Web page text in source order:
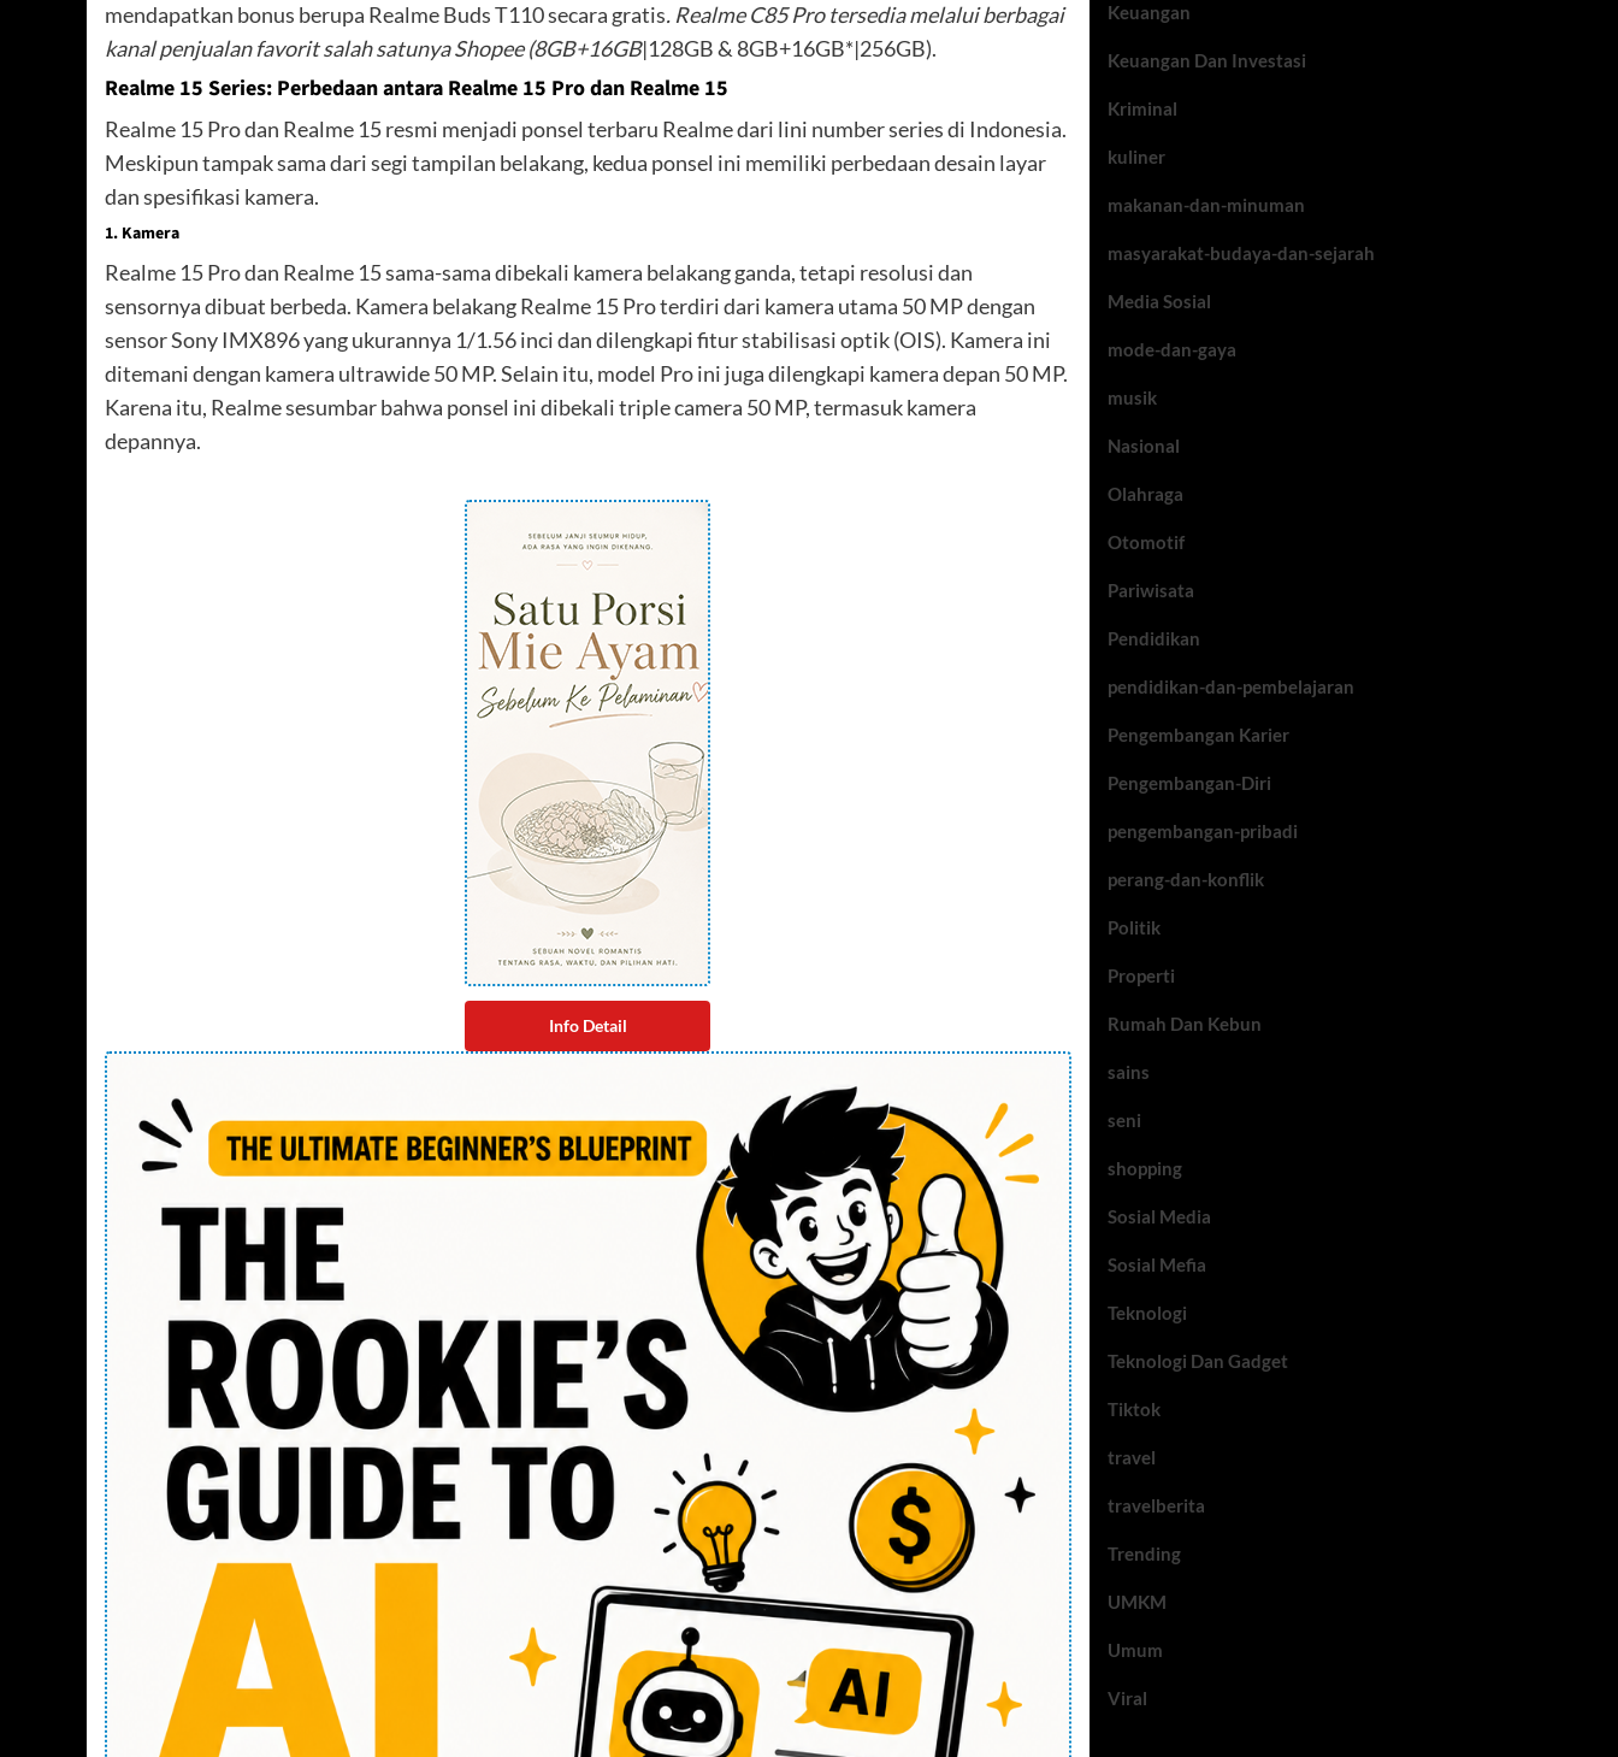
mendapatkan bonus berupa Realme Buds T110 secara gratis. Realme C85 Pro tersedia melalui berbagai
kanal penjualan favorit salah satunya Shopee (8GB+16GB|128GB & 8GB+16GB*|256GB).
Realme 15 Series: Perbedaan antara Realme 15 Pro dan Realme 15
Realme 15 Pro dan Realme 15 resmi menjadi ponsel terbaru Realme dari lini number series di Indonesia.
Meskipun tampak sama dari segi tampilan belakang, kedua ponsel ini memiliki perbedaan desain layar
dan spesifikasi kamera.
1. Kamera
Realme 15 Pro dan Realme 15 sama-sama dibekali kamera belakang ganda, tetapi resolusi dan
sensornya dibuat berbeda. Kamera belakang Realme 15 Pro terdiri dari kamera utama 50 MP dengan
sensor Sony IMX896 yang ukurannya 1/1.56 inci dan dilengkapi fitur stabilisasi optik (OIS). Kamera ini
ditemani dengan kamera ultrawide 50 MP. Selain itu, model Pro ini juga dilengkapi kamera depan 50 MP.
Karena itu, Realme sesumbar bahwa ponsel ini dibekali triple camera 50 MP, termasuk kamera
depannya.
Info Detail
Keuangan
Keuangan Dan Investasi
Kriminal
kuliner
makanan-dan-minuman
masyarakat-budaya-dan-sejarah
Media Sosial
mode-dan-gaya
musik
Nasional
Olahraga
Otomotif
Pariwisata
Pendidikan
pendidikan-dan-pembelajaran
Pengembangan Karier
Pengembangan-Diri
pengembangan-pribadi
perang-dan-konflik
Politik
Properti
Rumah Dan Kebun
sains
seni
shopping
Sosial Media
Sosial Mefia
Teknologi
Teknologi Dan Gadget
Tiktok
travel
travelberita
Trending
UMKM
Umum
Viral